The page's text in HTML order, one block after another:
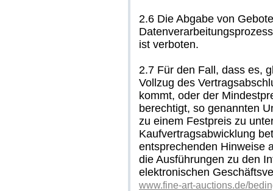
2.6 Die Abgabe von
ist verboten.
2.7 Für den Fall, dass es,
Vollzug des
kommt, oder der
berechtigt, so genannten
zu einem Festpreis zu
Kaufvertragsabwicklung
entsprechenden Hinweise
die Ausführungen zu den
elektronischen
www.fine-art-auctions.de/